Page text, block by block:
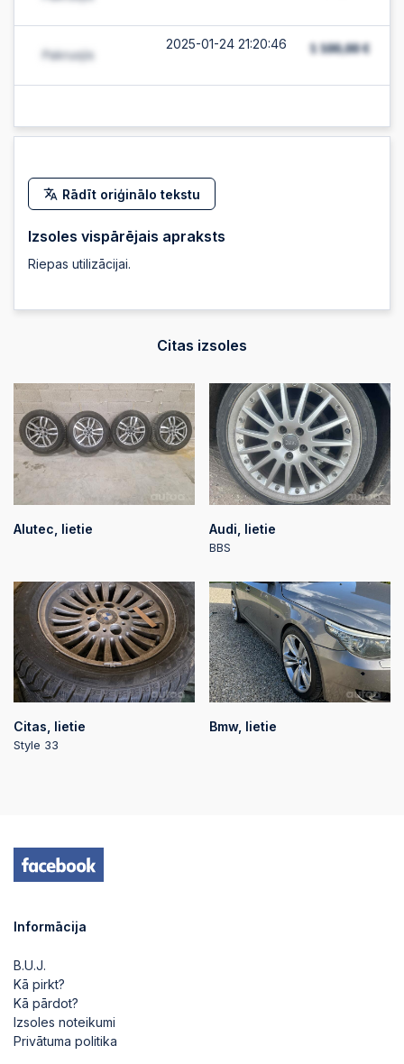
2025-01-24 21:20:46
Rādīt oriģinālo tekstu
Izsoles vispārējais apraksts
Riepas utilizācijai.
Citas izsoles
Alutec, lietie Audi, lietie
BBS
Citas, lietie
Style 33
Bmw, lietie
Informācija
B.U.J.
Kā pirkt?
Kā pārdot?
Izsoles noteikumi
Privātuma politika